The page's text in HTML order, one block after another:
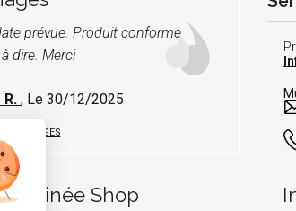
prévue. Produit conforme
dire. Merci
, Le 30/12/2025
Périnée Shop